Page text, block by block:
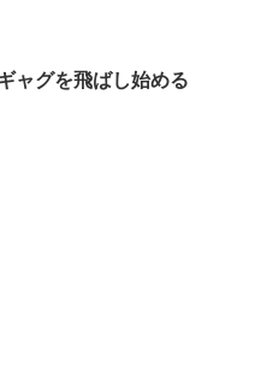
ャグを飛ばし始める